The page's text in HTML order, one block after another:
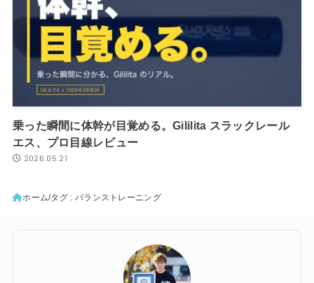
乗った瞬間に体幹が目覚める。Gililita スラックレール
エス、プロ目線レビュー
2026.05.21
ホーム タグ : バランストレーニング